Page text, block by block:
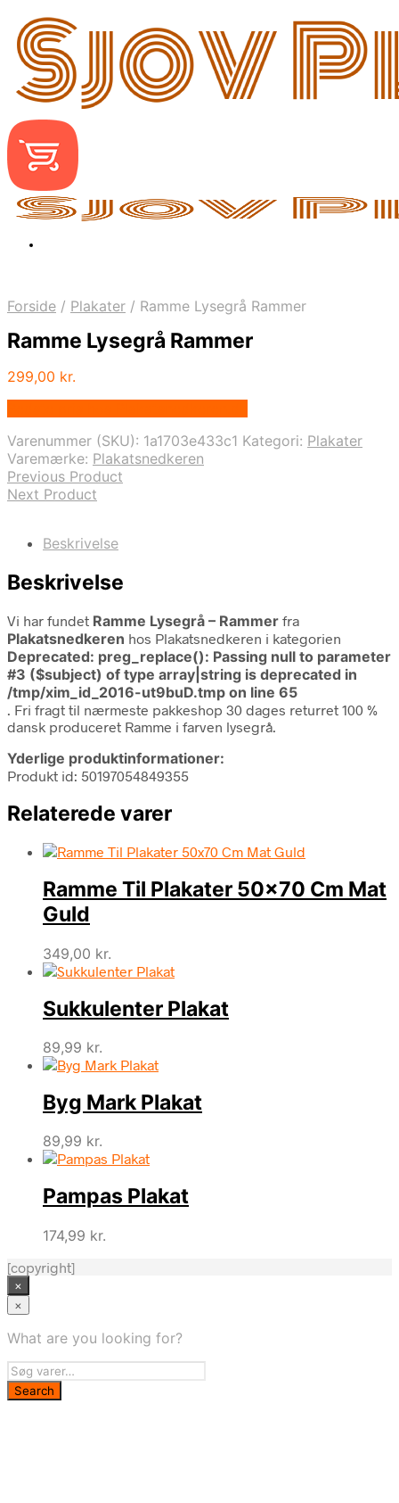
Forside / Plakater / Ramme Lysegrå Rammer
Ramme Lysegrå Rammer
299,00 kr.
Varenummer (SKU): 1a1703e433c1 Kategori: Plakater
Varemærke: Plakatsnedkeren
Previous Product
Next Product
Beskrivelse
Beskrivelse
Vi har fundet Ramme Lysegrå – Rammer fra
Plakatsnedkeren hos Plakatsnedkeren i kategorien
Deprecated: preg_replace(): Passing null to parameter
#3 ($subject) of type array|string is deprecated in
/tmp/xim_id_2016-ut9buD.tmp on line 65
. Fri fragt til nærmeste pakkeshop 30 dages returret 100 %
dansk produceret Ramme i farven lysegrå.
Yderlige produktinformationer:
Produkt id: 50197054849355
Relaterede varer
Ramme Til Plakater 50×70 Cm Mat
Guld
349,00 kr.
Sukkulenter Plakat
89,99 kr.
Byg Mark Plakat
89,99 kr.
Pampas Plakat
174,99 kr.
[copyright]
×
×
What are you looking for?